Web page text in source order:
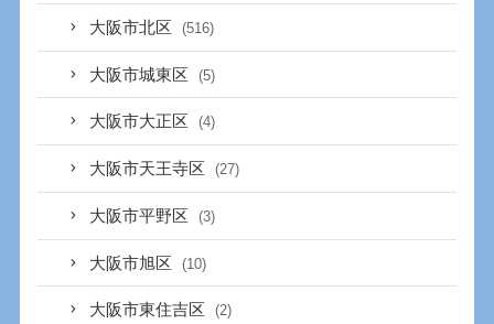
大阪市北区 (516)
大阪市城東区 (5)
大阪市大正区 (4)
大阪市天王寺区 (27)
大阪市平野区 (3)
大阪市旭区 (10)
大阪市東住吉区 (2)